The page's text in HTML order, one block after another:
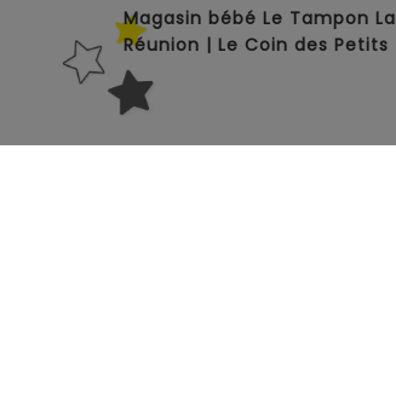
Magasin bébé Le Tampon La
Réunion | Le Coin des Petits